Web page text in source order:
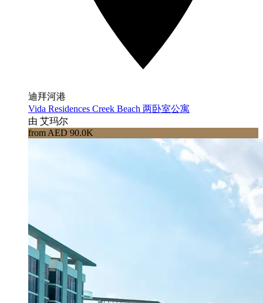
迪拜河港
Vida Residences Creek Beach 两卧室公寓
由 艾玛尔
from AED 90.0K